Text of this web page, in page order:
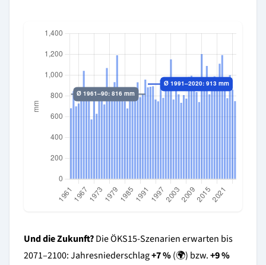
Und die Zukunft?Die ÖKS15-Szenarien erwarten bis
2071–2100: Jahresniederschlag+7 %(🌍) bzw.+9 %